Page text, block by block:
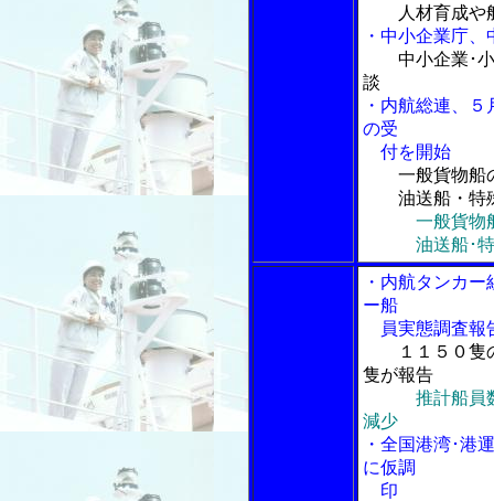
人材育成や
・中小企業庁
中小企業･
談
・内航総連、
の受
付を開始
一般貨物船
油送船・特殊
一般貨物
油送船･特殊
・内航タンカ
ー船
員実態調査報
１１５０
隻が報告
推計船員
減少
・全国港湾･港
に仮調
印